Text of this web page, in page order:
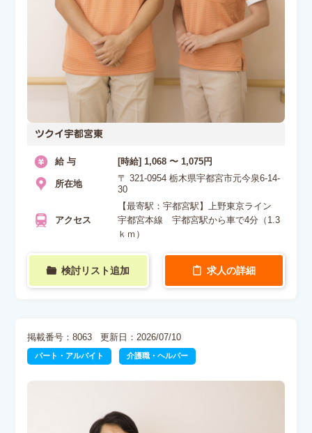
ツクイ宇都宮東
給 与 [時給] 1,068 〜 1,075円
所在地
〒 321-0954 栃木県宇都宮市元今泉6-14-
30
アクセス
【最寄駅：宇都宮駅】上野東京ライン
宇都宮本線 宇都宮駅から車で4分（1.3
ｋｍ）
検討リスト追加 求人の詳細
掲載番号：8063 更新日：2026/07/10
パート・アルバイト 介護職・ヘルパー